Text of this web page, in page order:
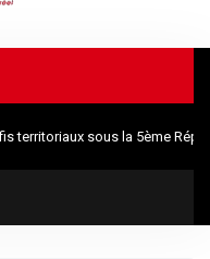
territoriaux sous la 5ème